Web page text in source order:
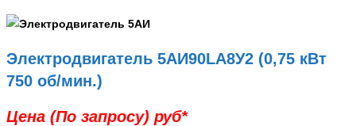
Электродвигатель 5АИ90LA8У2 (0,75 кВт
750 об/мин.)
Цена (По запросу) руб*